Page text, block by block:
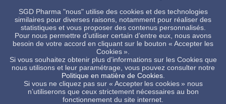
Perfusions ISO - allégées
SGD Pharma "nous" utilise des cookies et des technologies
similaires pour diverses raisons, notamment pour réaliser des
statistiques et vous proposer des contenus personnalisés.
Pour nous permettre d’utiliser certain d’entre eux, nous avons
besoin de votre accord en cliquant sur le bouton « Accepter les
Cookies ».
Si vous souhaitez obtenir plus d’informations sur les Cookies que
nous utilisons et leur paramétrage, vous pouvez consulter notre
Politique en matière de Cookies.
Si vous ne cliquez pas sur « Accepter les cookies » nous
n’utiliserons que ceux strictement nécessaires au bon
fonctionnement du site internet.